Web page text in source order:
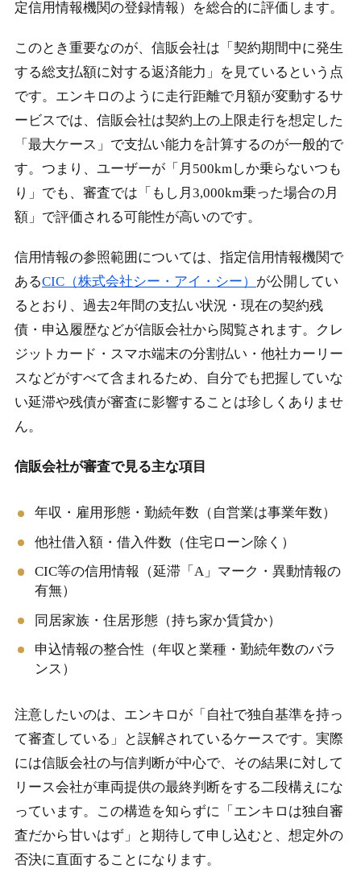
定信用情報機関の登録情報）を総合的に評価します。
このとき重要なのが、信販会社は「契約期間中に発生
する総支払額に対する返済能力」を見ているという点
です。エンキロのように走行距離で月額が変動するサ
ービスでは、信販会社は契約上の上限走行を想定した
「最大ケース」で支払い能力を計算するのが一般的で
す。つまり、ユーザーが「月500kmしか乗らないつも
り」でも、審査では「もし月3,000km乗った場合の月
額」で評価される可能性が高いのです。
信用情報の参照範囲については、指定信用情報機関で
あるCIC（株式会社シー・アイ・シー） が公開してい
るとおり、過去2年間の支払い状況・現在の契約残
債・申込履歴などが信販会社から閲覧されます。クレ
ジットカード・スマホ端末の分割払い・他社カーリー
スなどがすべて含まれるため、自分でも把握していな
い延滞や残債が審査に影響することは珍しくありませ
ん。
信販会社が審査で見る主な項目
年収・雇用形態・勤続年数（自営業は事業年数）
他社借入額・借入件数（住宅ローン除く）
CIC等の信用情報（延滞「A」マーク・異動情報の
有無）
同居家族・住居形態（持ち家か賃貸か）
申込情報の整合性（年収と業種・勤続年数のバラ
ンス）
注意したいのは、エンキロが「自社で独自基準を持っ
て審査している」と誤解されているケースです。実際
には信販会社の与信判断が中心で、その結果に対して
リース会社が車両提供の最終判断をする二段構えにな
っています。この構造を知らずに「エンキロは独自審
査だから甘いはず」と期待して申し込むと、想定外の
否決に直面することになります。